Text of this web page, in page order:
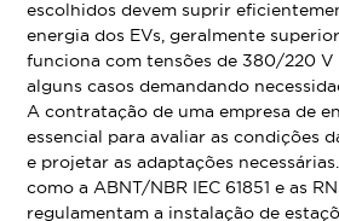
escolhidos devem suprir
energia dos EVs, geralmente
funciona com tensões de 380/220
alguns casos demandando
A contratação de uma empresa de
essencial para avaliar as condições
e projetar as adaptações
como a ABNT/NBR IEC 61851 e as
regulamentam a instalação de